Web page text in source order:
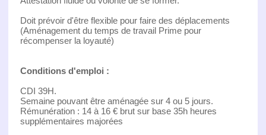
Doit prévoir d'être flexible pour faire des déplacements
(Aménagement du temps de travail Prime pour
récompenser la loyauté)
Conditions d'emploi :
CDI 39H.
Semaine pouvant être aménagée sur 4 ou 5 jours.
Rémunération : 14 à 16 € brut sur base 35h heures
supplémentaires majorées